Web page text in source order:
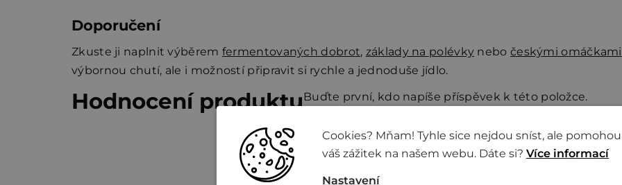
Doporučení
Zkuste ji naplnit výběrem fermentovaných dobrot, základy na polévky nebo českými omáčkami
výbornou chutí, ale i možností připravit si rychle a jednoduše jídlo.
Hodnocení produktuBuďte první, kdo napíše příspěvek k této položce.
Cookies? Mňam! Tyhle sice nejdou sníst, ale
váš zážitek na našem webu. Dáte si? Více informací
Nastavení